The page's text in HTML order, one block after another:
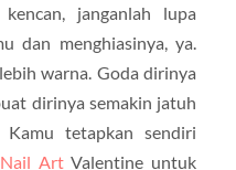
janganlah lupa
dan menghiasinya, ya.
warna. Goda dirinya
dirinya semakin jatuh
tetapkan sendiri
Nail ArtValentine untuk